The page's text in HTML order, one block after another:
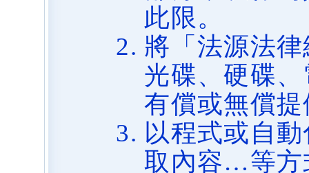
此限。
將「法源法
光碟、硬碟
有償或無償
以程式或自
取內容…等方